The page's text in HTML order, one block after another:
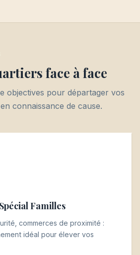
face à face
objectives pour départager vos
connaissance de cause.
Familles
commerces de proximité :
idéal pour élever vos